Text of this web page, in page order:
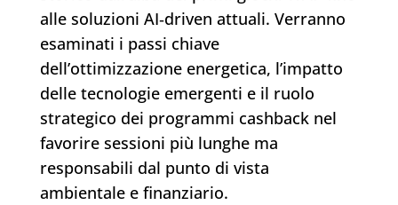
alle soluzioni AI‑driven attuali. Verranno
esaminati i passi chiave
dell’ottimizzazione energetica, l’impatto
delle tecnologie emergenti e il ruolo
strategico dei programmi cashback nel
favorire sessioni più lunghe ma
responsabili dal punto di vista
ambientale e finanziario.